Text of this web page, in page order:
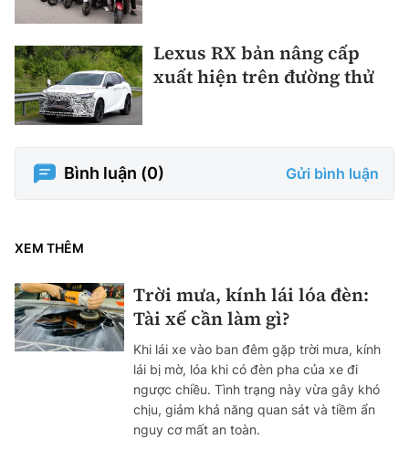
Lexus RX bản nâng cấp
xuất hiện trên đường thử
Bình luận (0) Gửi bình luận
XEM THÊM
Trời mưa, kính lái lóa đèn:
Tài xế cần làm gì?
Khi lái xe vào ban đêm gặp trời mưa, kính
lái bị mờ, lóa khi có đèn pha của xe đi
ngược chiều. Tình trạng này vừa gây khó
chịu, giảm khả năng quan sát và tiềm ẩn
nguy cơ mất an toàn.